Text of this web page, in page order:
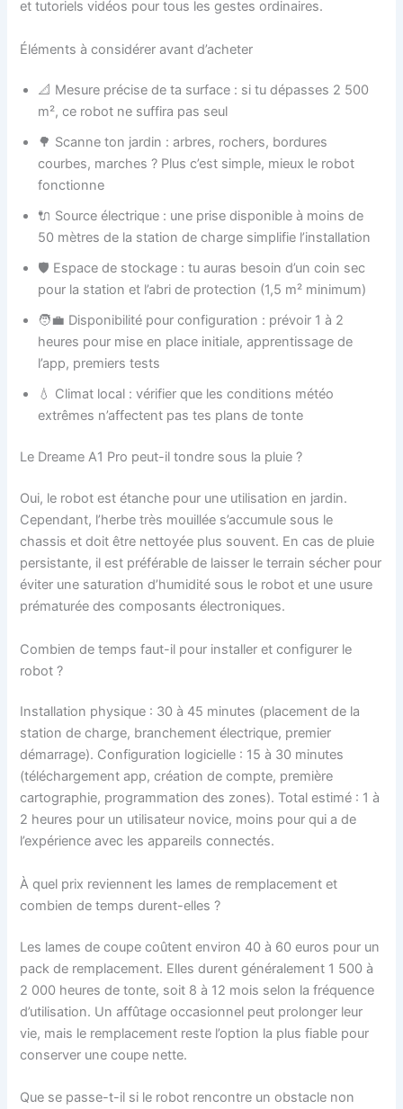
et tutoriels vidéos pour tous les gestes ordinaires.
Éléments à considérer avant d’acheter
📐 Mesure précise de ta surface : si tu dépasses 2 500
m², ce robot ne suffira pas seul
🌳 Scanne ton jardin : arbres, rochers, bordures
courbes, marches ? Plus c’est simple, mieux le robot
fonctionne
🔌 Source électrique : une prise disponible à moins de
50 mètres de la station de charge simplifie l’installation
🛡️ Espace de stockage : tu auras besoin d’un coin sec
pour la station et l’abri de protection (1,5 m² minimum)
🧑‍💼 Disponibilité pour configuration : prévoir 1 à 2
heures pour mise en place initiale, apprentissage de
l’app, premiers tests
💧 Climat local : vérifier que les conditions météo
extrêmes n’affectent pas tes plans de tonte
Le Dreame A1 Pro peut-il tondre sous la pluie ?
Oui, le robot est étanche pour une utilisation en jardin.
Cependant, l’herbe très mouillée s’accumule sous le
chassis et doit être nettoyée plus souvent. En cas de pluie
persistante, il est préférable de laisser le terrain sécher pour
éviter une saturation d’humidité sous le robot et une usure
prématurée des composants électroniques.
Combien de temps faut-il pour installer et configurer le
robot ?
Installation physique : 30 à 45 minutes (placement de la
station de charge, branchement électrique, premier
démarrage). Configuration logicielle : 15 à 30 minutes
(téléchargement app, création de compte, première
cartographie, programmation des zones). Total estimé : 1 à
2 heures pour un utilisateur novice, moins pour qui a de
l’expérience avec les appareils connectés.
À quel prix reviennent les lames de remplacement et
combien de temps durent-elles ?
Les lames de coupe coûtent environ 40 à 60 euros pour un
pack de remplacement. Elles durent généralement 1 500 à
2 000 heures de tonte, soit 8 à 12 mois selon la fréquence
d’utilisation. Un affûtage occasionnel peut prolonger leur
vie, mais le remplacement reste l’option la plus fiable pour
conserver une coupe nette.
Que se passe-t-il si le robot rencontre un obstacle non